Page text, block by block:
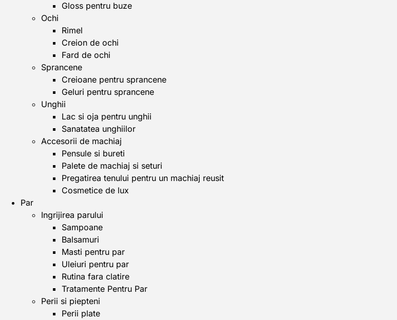
Gloss pentru buze
Ochi
Rimel
Creion de ochi
Fard de ochi
Sprancene
Creioane pentru sprancene
Geluri pentru sprancene
Unghii
Lac si oja pentru unghii
Sanatatea unghiilor
Accesorii de machiaj
Pensule si bureti
Palete de machiaj si seturi
Pregatirea tenului pentru un machiaj reusit
Cosmetice de lux
Par
Ingrijirea parului
Sampoane
Balsamuri
Masti pentru par
Uleiuri pentru par
Rutina fara clatire
Tratamente Pentru Par
Perii si piepteni
Perii plate